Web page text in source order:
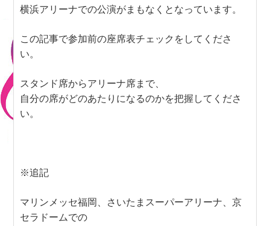
横浜アリーナでの公演がまもなくとなっています。
この記事で参加前の座席表チェックをしてくださ
い。
スタンド席からアリーナ席まで、
自分の席がどのあたりになるのかを把握してくださ
い。
※追記
マリンメッセ福岡、さいたまスーパーアリーナ、京
セラドームでの